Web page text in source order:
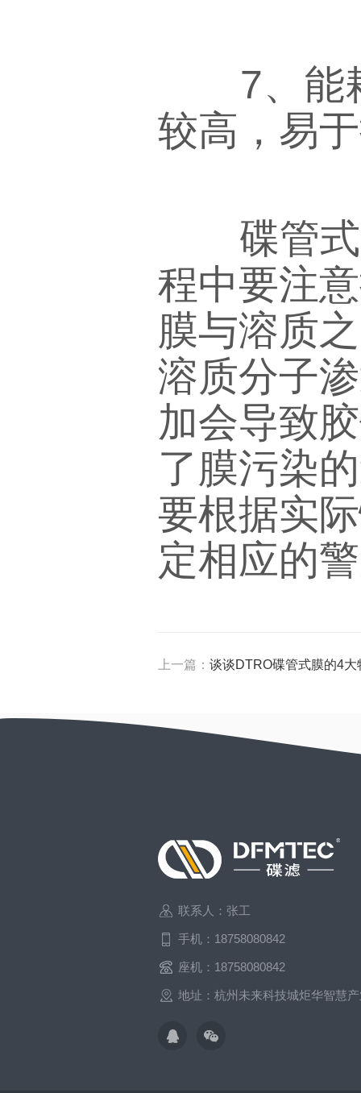
7、能耗
较高，易
碟管式
程中要注
膜与溶质
溶质分子
加会导致
了膜污染
要根据实
定相应的
上一篇： 谈谈DTRO碟管式膜的4大
联系人：张工
手机：18758080842
座机：18758080842
地址：杭州未来科技城炬华智慧